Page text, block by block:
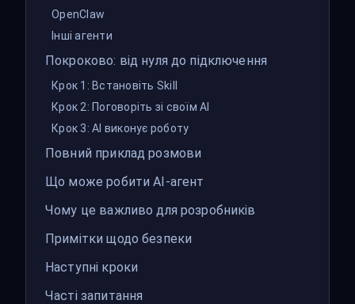
OpenClaw
Інші агенти
Покроково: від нуля до підключення
Крок 1: Встановіть Skill
Крок 2: Поговоріть зі своїм AI
Крок 3: AI виконує роботу
Повний приклад розмови
Що може робити AI-агент
Чому це важливо для розробників
Примітки щодо безпеки
Наступні кроки
Часті запитання